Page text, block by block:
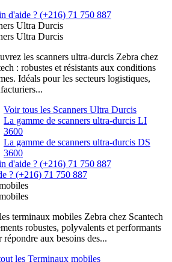
d'aide ? (+216) 71 750 887
Ultra Durcis
Ultra Durcis
les scanners ultra-durcis Zebra chez
: robustes et résistants aux conditions
Idéals pour les secteurs logistiques,
Voir tous les Scanners Ultra Durcis
La gamme de scanners ultra-durcis LI
3600
La gamme de scanners ultra-durcis DS
3600
d'aide ? (+216) 71 750 887
? (+216) 71 750 887
terminaux mobiles Zebra chez Scantech
robustes, polyvalents et performants
répondre aux besoins des...
les Terminaux mobiles